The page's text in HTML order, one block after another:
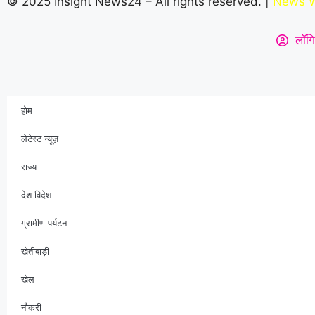
होम
लेटेस्ट न्यूज़
राज्य
देश विदेश
ग्रामीण पर्यटन
खेतीबाड़ी
खेल
नौकरी